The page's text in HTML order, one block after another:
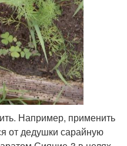
Например, применить
от дедушки сарайную